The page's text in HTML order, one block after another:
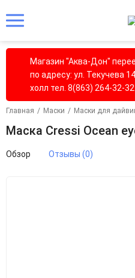
Магазин "Аква-Дон"
по адресу: ул. Текучева
холл тел. 8(863) 264-32-
Главная / Маски / Маски для
Маска Cressi Ocean
Обзор Отзывы (0)